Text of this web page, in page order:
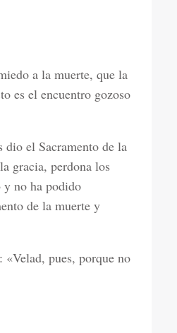
a la muerte, que la
es el encuentro gozoso
dio el Sacramento de la
gracia, perdona los
y no ha podido
de la muerte y
«Velad, pues, porque no